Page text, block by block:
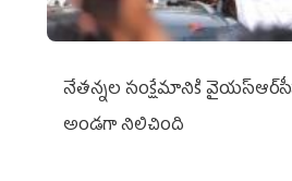
నేతన్నల సంక్షేమానికి
అండగా నిలిచింది